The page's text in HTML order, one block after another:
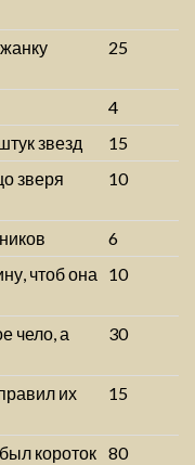
25
4
звезд
15
зверя
10
6
чтоб она
10
чело, а
30
их
15
короток 80